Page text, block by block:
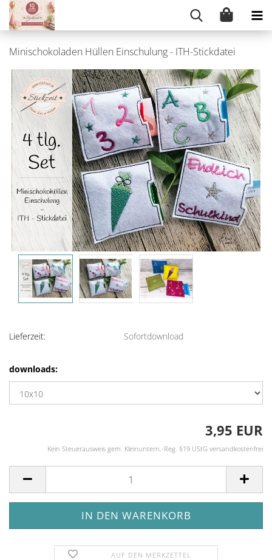
Minischokoladen Hüllen Einschulung - ITH-Stickdatei
Lieferzeit: Sofortdownload
downloads:
3,95 EUR
Kein Steuerausweis gem. Kleinuntern.-Reg. §19 UStG versandkostenfrei
AUF DEN MERKZETTEL